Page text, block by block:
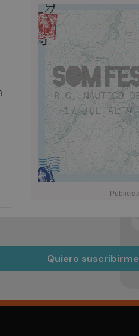
Quiero suscribirme